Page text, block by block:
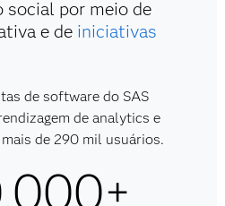
social por meio de
e de iniciativas
de software do SAS
de analytics e
de 290 mil usuários.